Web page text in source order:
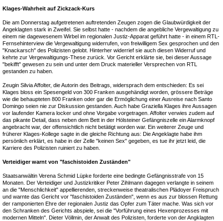
Klages-Wahrheit auf Zickzack-Kurs
Die am Donnerstag aufgetretenen auftretenden Zeugen zogen die Glaubwürdigkeit der
Angeklagten stark in Zweifel. Sie selbst hatte - nachdem die angebliche Vergewaltigung zu
einem nie dagewesenem Wirbel im regionalen Justiz-Apparat geführt hatte - in einem RTL-
Fernsehinterview die Vergewaltigung widerrufen, von freiwilligem Sex gesprochen und den
"Knackarsch" des Polizisten gelobt. Hinterher widerrief sie auch diesen Widerruf und
kehrte zur Vergewaltigungs-These zurück. Vor Gericht erklärte sie, bei dieser Aussage
"bekifft" gewesen zu sein und unter dem Druck materieller Versprechen von RTL
gestanden zu haben.
Zeugin Silvia Affolter, die Autorin des Beitrags, widersprach dem entschieden: Es sei
Klages bloss ein Spesengeld von 300 Franken ausgehändigt worden, grössere Beträge
wie die behaupteten 800 Franken oder gar die Ermöglichung einer Ausreise nach Santo
Domingo seien nie zur Diskussion gestanden. Auch habe Graziella Klages ihre Aussagen
vor laufender Kamera locker und ohne Vorgabe vorgetragen. Affolter verwies zudem auf
das pikante Detail, dass neben dem Bett in der Hölsteiner Gefängniszelle ein Alarmknopf
angebracht war, der offensichtlich nicht betätigt worden war. Ein weiterer Zeuge und
früherer Klages-Kollege sagte in die gleiche Richtung aus: Die Angeklagte habe ihm
persönlich erklärt, es habe in der Zelle "keinen Sex" gegeben, es tue ihr jetzt leid, die
Karriere des Polizisten ruiniert zu haben.
Verteidiger warnt von "faschistoiden Zuständen"
Staatsanwältin Verena Schmid Lüpke forderte eine bedingte Gefängnisstrafe von 15
Monaten. Der Verteidiger und Justizkritiker Peter Zihlmann dagegen verlangte in seinem
an die "Menschlichkeit" appellierenden, streckenweise theatralischen Plädoyer Freispruch
und warnte das Gericht vor "faschistoiden Zuständen", wenn es aus zur blossen Rettung
der ramponierten Ehre der regionalen Justiz das Opfer zum Täter mache. Was sich vor
den Schranken des Gerichts abspiele, sei die "Vorführung eines Hexenprozesses mit
modernen Mitteln". Dieter Völlmin, der Anwalt des Polizisten, forderte von der Angklagten